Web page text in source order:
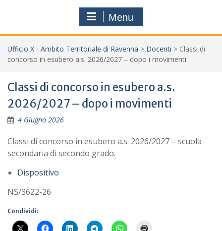
Menu
Ufficio X - Ambito Territoriale di Ravenna > Docenti > Classi di
concorso in esubero a.s. 2026/2027 – dopo i movimenti
Classi di concorso in esubero a.s.
2026/2027 – dopo i movimenti
4 Giugno 2026
Classi di concorso in esubero a.s. 2026/2027 – scuola
secondaria di secondo grado.
Dispositivo
NS/3622-26
Condividi: